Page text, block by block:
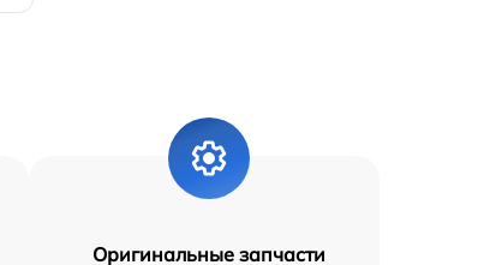
Оригинальные запчасти